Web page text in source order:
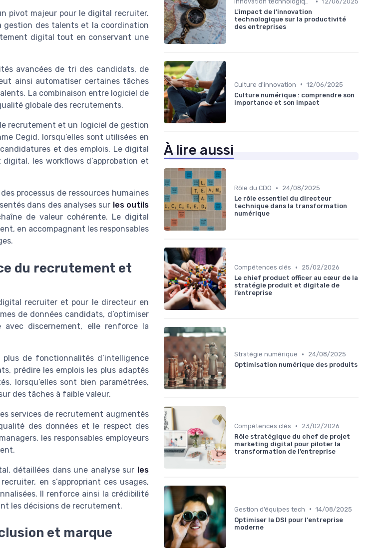
pivot majeur pour le digital recruiter.
gestion des talents et la coordination
digital tout en conservant une
avancées de tri des candidats, de
ainsi automatiser certaines tâches
La combinaison entre logiciel de
globale des recrutements.
recrutement et un logiciel de gestion
Cegid, lorsqu’elles sont utilisées en
et des emplois. Le digital
les workflows d’approbation et
processus de ressources humaines
dans des analyses sur les outils
de valeur cohérente. Le digital
en accompagnant les responsables
du recrutement et
recruiter et pour le directeur en
de données candidats, d’optimiser
avec discernement, elle renforce la
de fonctionnalités d’intelligence
prédire les emplois les plus adaptés
lorsqu’elles sont bien paramétrées,
des tâches à faible valeur.
services de recrutement augmentés
des données et le respect des
les responsables employeurs
détaillées dans une analyse sur les
en s’appropriant ces usages,
Il renforce ainsi la crédibilité
les décisions de recrutement.
et marque
L'impact de l'innovation
technologique sur la productivité
des entreprises
Culture d'innovation • 12/06/2025
Culture numérique : comprendre son
importance et son impact
À lire aussi
Rôle du CDO •
24/08/2025
Le rôle essentiel du directeur
technique dans la transformation
numérique
Compétences clés •
25/02/2026
Le chief product officer au cœur de la
stratégie produit et digitale de
l’entreprise
Stratégie numérique •
24/08/2025
Optimisation numérique des produits
Compétences clés •
23/02/2026
Rôle stratégique du chef de projet
marketing digital pour piloter la
transformation de l’entreprise
Gestion d’équipes tech • 14/08/2025
Optimiser la DSI pour l'entreprise
moderne